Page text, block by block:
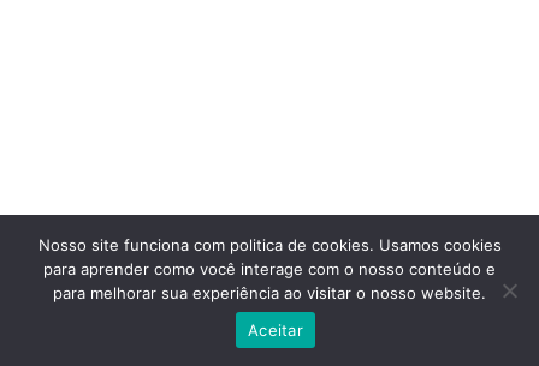
Nosso site funciona com politica de cookies. Usamos cookies
para aprender como você interage com o nosso conteúdo e
para melhorar sua experiência ao visitar o nosso website.
Aceitar